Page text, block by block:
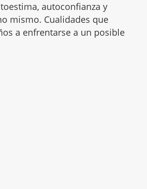
autoconfianza y
mismo. Cualidades que
a enfrentarse a un posible